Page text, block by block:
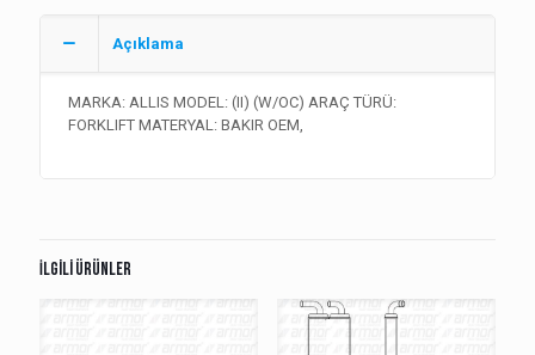
Açıklama
MARKA: ALLIS MODEL: (II) (W/OC) ARAÇ TÜRÜ:
FORKLIFT MATERYAL: BAKIR OEM,
İlgili ürünler